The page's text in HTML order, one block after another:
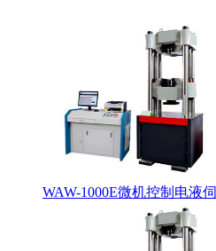
WAW-1000E微机控制电液